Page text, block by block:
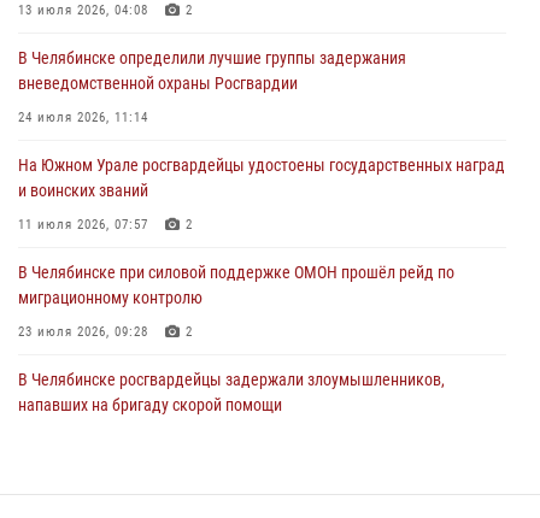
подозреваемого в совершении убийства
В Челябинской области росгвардейцами по горячим следам
задержан подозреваемый в грабеже
13 июля 2026, 04:08 2
В Челябинске определили лучшие группы задержания
вневедомственной охраны Росгвардии
24 июля 2026, 11:14
На Южном Урале росгвардейцы удостоены государственных наград
и воинских званий
11 июля 2026, 07:57 2
В Челябинске при силовой поддержке ОМОН прошёл рейд по
миграционному контролю
23 июля 2026, 09:28 2
В Челябинске росгвардейцы задержали злоумышленников,
напавших на бригаду скорой помощи